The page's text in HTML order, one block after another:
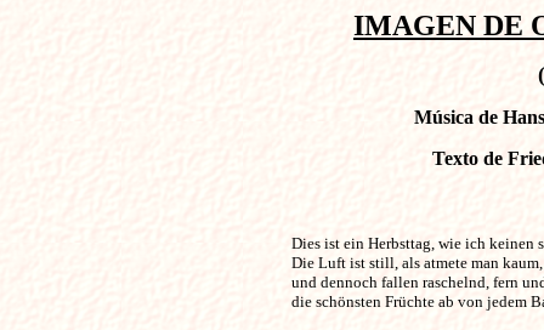
IMAGEN DE
Música de
Texto de
Dies ist ein Herbsttag, wie ich
Die Luft ist still, als atmete man kaum,
und dennoch fallen raschelnd, fern
die schönsten Früchte ab von jedem